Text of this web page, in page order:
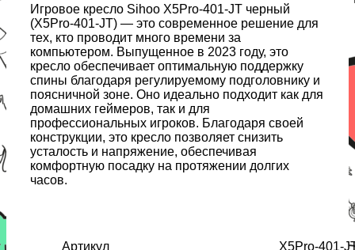
Игровое кресло Sihoo X5Pro-401-JT черный
(X5Pro-401-JT) — это современное решение для
тех, кто проводит много времени за
компьютером. Выпущенное в 2023 году, это
кресло обеспечивает оптимальную поддержку
спины благодаря регулируемому подголовнику и
поясничной зоне. Оно идеально подходит как для
домашних геймеров, так и для
профессиональных игроков. Благодаря своей
конструкции, это кресло позволяет снизить
усталость и напряжение, обеспечивая
комфортную посадку на протяжении долгих
часов.
Артикул X5Pro-401-